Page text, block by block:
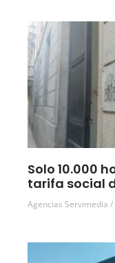
Solo 10.000
tarifa social
Agencias Servimedia